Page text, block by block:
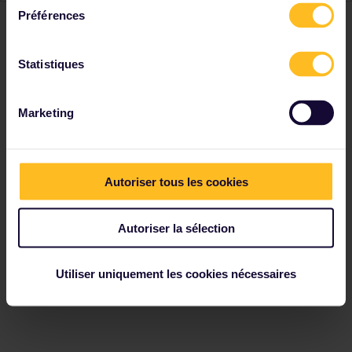
Préférences
Statistiques
Marketing
Autoriser tous les cookies
Autoriser la sélection
Utiliser uniquement les cookies nécessaires